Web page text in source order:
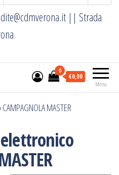
|| Strada
Menu
0
€0,00
MASTER